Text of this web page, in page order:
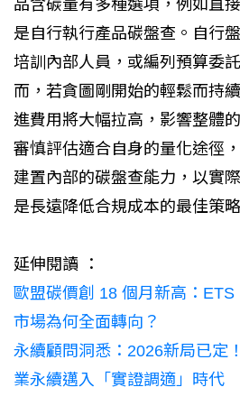
品含碳量有多種選項，例如直
是自行執行產品碳盤查。自行
培訓內部人員，或編列預算委
而，若貪圖剛開始的輕鬆而持
進費用將大幅拉高，影響整體
審慎評估適合自身的量化途徑
建置內部的碳盤查能力，以實
是長遠降低合規成本的最佳策略
延伸閱讀 ：
歐盟碳價創 18 個月新高：ETS
市場為何全面轉向？
永續顧問洞悉：2026新局已定
業永續邁入「實證調適」時代